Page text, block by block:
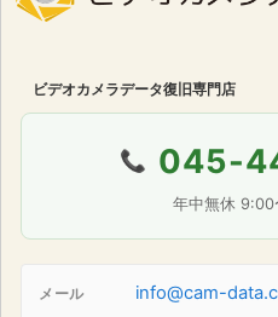
ビデオカメラデータ復旧専門店
📞 045-
年中無休
メール info@cam-